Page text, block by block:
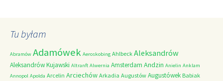
Tu byłam
Abramów Adamówek Aeroskobing Ahlbeck Aleksandrów
Aleksandrów Kujawski Altranft Alwernia Amsterdam Andzin Anielin Anklam
Annopol Apolda Arcelin Arciechów Arkadia Augustów Augustówek Babiak